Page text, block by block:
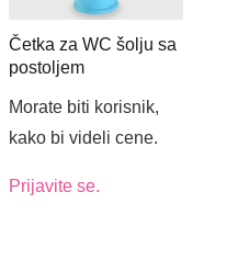
Četka za WC šolju sa
postoljem
Morate biti korisnik,
kako bi videli cene.
Prijavite se.